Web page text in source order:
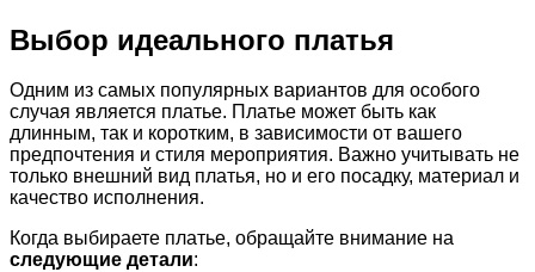
Выбор идеального платья
Одним из самых популярных вариантов для особого
случая является платье. Платье может быть как
длинным, так и коротким, в зависимости от вашего
предпочтения и стиля мероприятия. Важно учитывать не
только внешний вид платья, но и его посадку, материал и
качество исполнения.
Когда выбираете платье, обращайте внимание на
следующие детали: